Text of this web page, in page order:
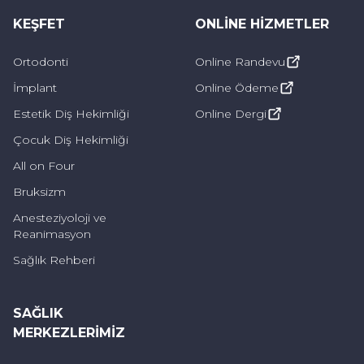
daha hızlı dönebilirler.
Estetik Sonuçlar:
Dikişsiz implantlar, doğal
dişlere benzer estetik sonuçlar sunar. Bu
tedavi, gülümsemenin güzelliğini geri
kazandırır.
Geleneksel İmplantlara Göre Daha Kolay
Uygulanabilir: Dikişsiz implantlar, geleneksel
implantlar kadar karmaşık bir cerrahi prosedür
gerektirmez. Bu nedenle, diş hekimleri
uygulanabilir.
KEŞFET
Ortodonti
İmplant
Estetik Diş Hekimliği
Çocuk Diş Hekimliği
All on Four
Bruksizm
Anesteziyoloji ve
Reanimasyon
Sağlık Rehberi
ONLINE HIZMETLER
Online Randevu
Online Ödeme
Online Dergi
SAĞLIK
MERKEZLERIMIZ